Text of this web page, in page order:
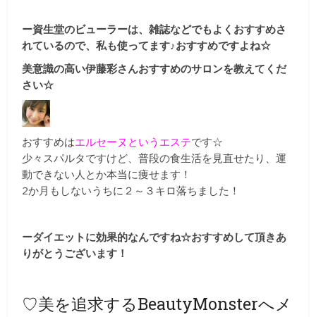
ー資生堂のビューラーは、雑誌などでもよくおすすめさ
れているので、私も使ってます♪おすすめですよね☆
美意識の高い伊藤彩さんおすすめのサロンを教えてくだ
さい☆
おすすめはエルセーヌというエステです☆
少々スパルタですけど、普段の食生活を見直せたり、運
動できない人とか本当に痩せます！
2か月もしないうちに２～３キロ落ちました！
ーダイエットに効果的なんですね☆おすすめして頂きあ
りがとうございます！
♡美を追求するBeautyMonsterへメ